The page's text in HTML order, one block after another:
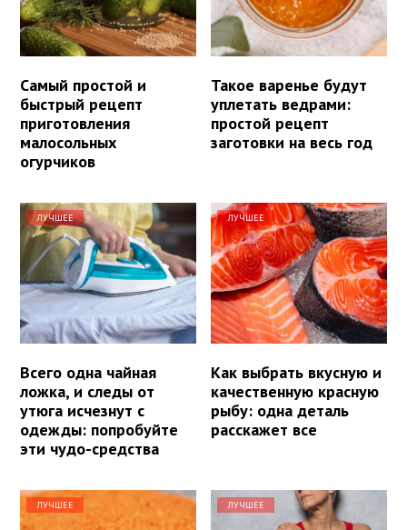
Самый простой и
быстрый рецепт
приготовления
малосольных
огурчиков
Такое варенье будут
уплетать ведрами:
простой рецепт
заготовки на весь год
ЛУЧШЕЕ
Всего одна чайная
ложка, и следы от
утюга исчезнут с
одежды: попробуйте
эти чудо-средства
ЛУЧШЕЕ
Как выбрать вкусную и
качественную красную
рыбу: одна деталь
расскажет все
ЛУЧШЕЕ ЛУЧШЕЕ